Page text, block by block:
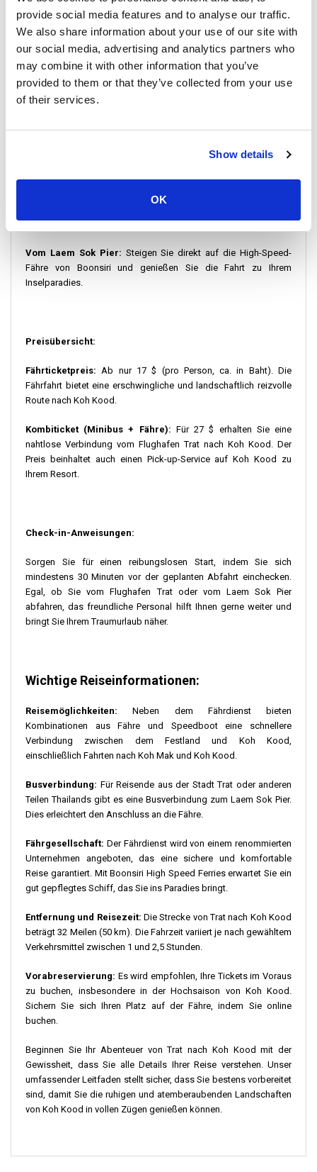
provide social media features and to analyse our traffic.
We also share information about your use of our site with
our social media, advertising and analytics partners who
may combine it with other information that you’ve
provided to them or that they’ve collected from your use
of their services.
Show details
OK
Abfahrtsdetails:
Für Reisende, die die bezaubernde Insel Koh Kooderkunden
möchten, stehen zahlreiche Optionen zur Verfügung. Von Trat
aus können Sie zwischen zwei Möglichkeiten wählen. Die erste
zuverlässigen Fährdienst an. Speedboot-Services sind derzeit
Kombinieren Sie den Komfort eines
Fährüberfahrt – alles mit einem einzigen Ticket.
Vom Laem Sok Pier: Steigen Sie direkt auf die High-Speed-
Fähre von Boonsiri und genießen Sie die Fahrt zu Ihrem
Inselparadies.
Preisübersicht:
Fährticketpreis: Ab nur 17 $ (pro Person, ca. in Baht). Die
Fährfahrt bietet eine erschwingliche und landschaftlich reizvolle
Route nach Koh Kood.
Kombiticket (Minibus + Fähre): Für 27 $ erhalten Sie eine
nahtlose Verbindung vom Flughafen Trat nach Koh Kood. Der
Preis beinhaltet auch einen Pick-up-Service auf Koh Kood zu
Ihrem Resort.
Check-in-Anweisungen:
Sorgen Sie für einen reibungslosen Start, indem Sie sich
mindestens 30 Minuten vor der geplanten Abfahrt einchecken.
Egal, ob Sie vom Flughafen Trat oder vom Laem Sok Pier
abfahren, das freundliche Personal hilft Ihnen gerne weiter und
bringt Sie Ihrem Traumurlaub näher.
Wichtige Reiseinformationen:
Reisemöglichkeiten: Neben dem Fährdienst bieten
Kombinationen aus Fähre und Speedboot eine schnellere
Verbindung zwischen dem Festland und Koh Kood,
einschließlich Fahrten nach Koh Mak und Koh Kood.
Busverbindung: Für Reisende aus der Stadt Trat oder anderen
Teilen Thailands gibt es eine Busverbindung zum Laem Sok Pier.
Dies erleichtert den Anschluss an die Fähre.
Fährgesellschaft: Der Fährdienst wird von einem renommierten
Unternehmen angeboten, das eine sichere und komfortable
Reise garantiert. Mit Boonsiri High Speed Ferries erwartet Sie ein
gut gepflegtes Schiff, das Sie ins Paradies bringt.
Entfernung und Reisezeit: Die Strecke von Trat nach Koh Kood
beträgt 32 Meilen (50 km). Die Fahrzeit variiert je nach gewähltem
Verkehrsmittel zwischen 1 und 2,5 Stunden.
Vorabreservierung: Es wird empfohlen, Ihre Tickets im Voraus
zu buchen, insbesondere in der Hochsaison von Koh Kood.
Sichern Sie sich Ihren Platz auf der Fähre, indem Sie online
buchen.
Beginnen Sie Ihr Abenteuer von Trat nach Koh Kood mit der
Gewissheit, dass Sie alle Details Ihrer Reise verstehen. Unser
umfassender Leitfaden stellt sicher, dass Sie bestens vorbereitet
sind, damit Sie die ruhigen und atemberaubenden Landschaften
von Koh Kood in vollen Zügen genießen können.